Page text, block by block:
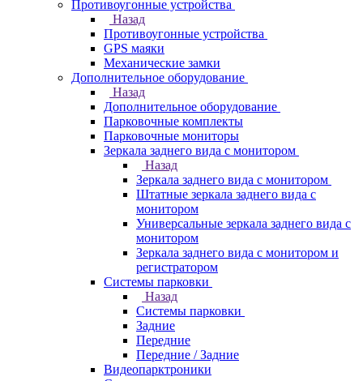
Противоугонные устройства
Назад
Противоугонные устройства
GPS маяки
Механические замки
Дополнительное оборудование
Назад
Дополнительное оборудование
Парковочные комплекты
Парковочные мониторы
Зеркала заднего вида с монитором
Назад
Зеркала заднего вида с монитором
Штатные зеркала заднего вида с
монитором
Универсальные зеркала заднего вида с
монитором
Зеркала заднего вида с монитором и
регистратором
Системы парковки
Назад
Системы парковки
Задние
Передние
Передние / Задние
Видеопарктроники